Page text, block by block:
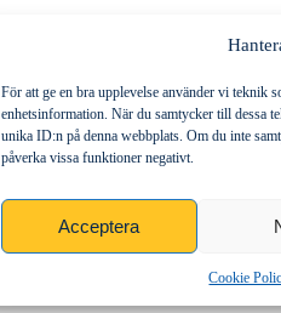
För att ge en bra upplevelse använder vi teknik
enhetsinformation. När du samtycker till dessa
unika ID:n på denna webbplats. Om du inte
påverka vissa funktioner negativt.
Acceptera
Cookie